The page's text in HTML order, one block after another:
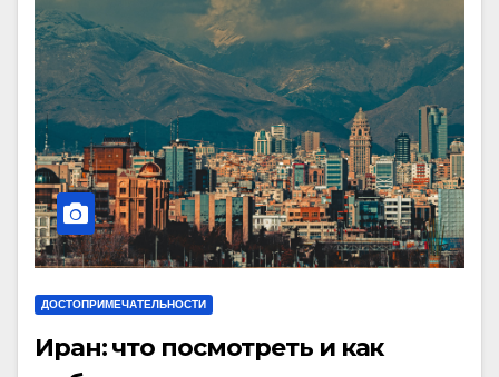
ДОСТОПРИМЕЧАТЕЛЬНОСТИ
Иран: что посмотреть и как